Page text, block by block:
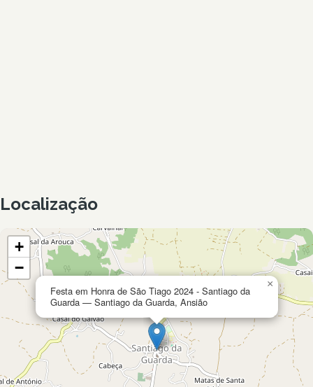
Localização
Festa em Honra de São Tiago 2024 - Santiago da
Guarda — Santiago da Guarda, Ansião
×
+
−